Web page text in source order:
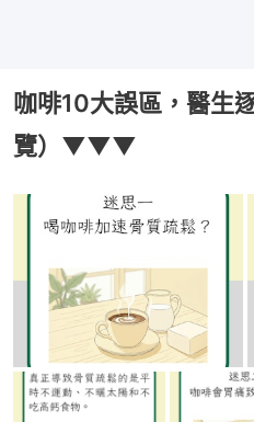
咖啡10大誤區，醫生
覽）▼▼▼